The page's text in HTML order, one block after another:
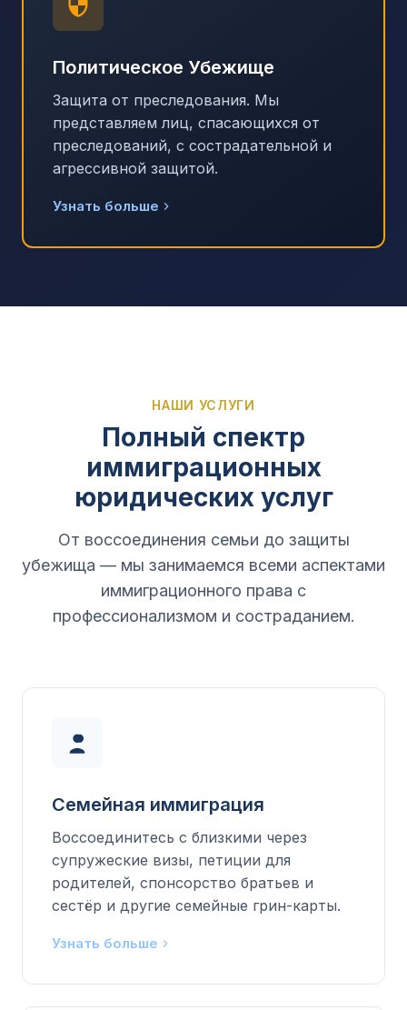
Политическое Убежище
Защита от преследования. Мы
представляем лиц, спасающихся от
преследований, с сострадательной и
агрессивной защитой.
Узнать больше
НАШИ УСЛУГИ
Полный спектр
иммиграционных
юридических услуг
От воссоединения семьи до защиты
убежища — мы занимаемся всеми аспектами
иммиграционного права с
профессионализмом и состраданием.
Семейная иммиграция
Воссоединитесь с близкими через
супружеские визы, петиции для
родителей, спонсорство братьев и
сестёр и другие семейные грин-карты.
Узнать больше